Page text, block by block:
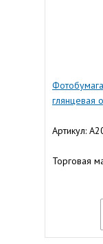
глянцевая
Артикул:
Торговая